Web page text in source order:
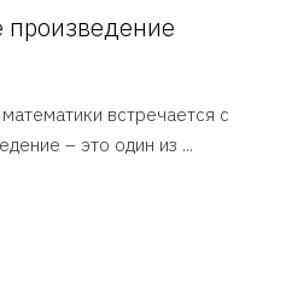
произведение
встречается с
– это один из ...